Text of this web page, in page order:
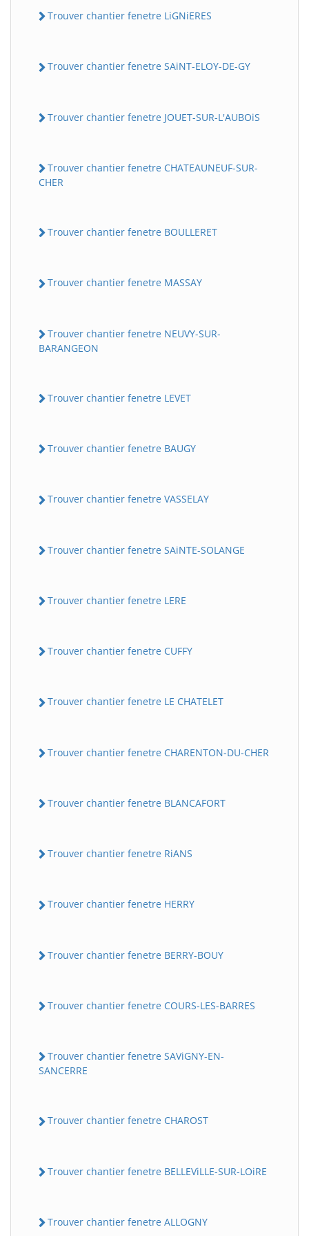
Trouver chantier fenetre LiGNiERES
Trouver chantier fenetre SAiNT-ELOY-DE-GY
Trouver chantier fenetre JOUET-SUR-L'AUBOiS
Trouver chantier fenetre CHATEAUNEUF-SUR-
CHER
Trouver chantier fenetre BOULLERET
Trouver chantier fenetre MASSAY
Trouver chantier fenetre NEUVY-SUR-
BARANGEON
Trouver chantier fenetre LEVET
Trouver chantier fenetre BAUGY
Trouver chantier fenetre VASSELAY
Trouver chantier fenetre SAiNTE-SOLANGE
Trouver chantier fenetre LERE
Trouver chantier fenetre CUFFY
Trouver chantier fenetre LE CHATELET
Trouver chantier fenetre CHARENTON-DU-CHER
Trouver chantier fenetre BLANCAFORT
Trouver chantier fenetre RiANS
Trouver chantier fenetre HERRY
Trouver chantier fenetre BERRY-BOUY
Trouver chantier fenetre COURS-LES-BARRES
Trouver chantier fenetre SAViGNY-EN-
SANCERRE
Trouver chantier fenetre CHAROST
Trouver chantier fenetre BELLEViLLE-SUR-LOiRE
Trouver chantier fenetre ALLOGNY